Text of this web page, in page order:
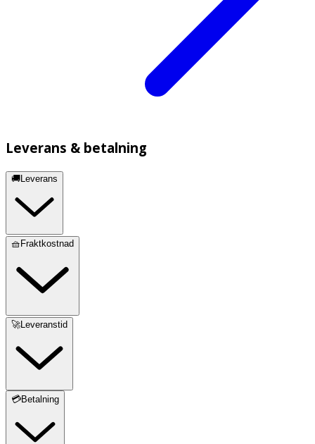
Leverans & betalning
🚚Leverans
🧺Fraktkostnad
🚀Leveranstid
💳Betalning